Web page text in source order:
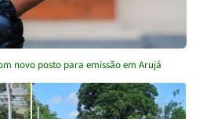
novo posto para emissão em Arujá